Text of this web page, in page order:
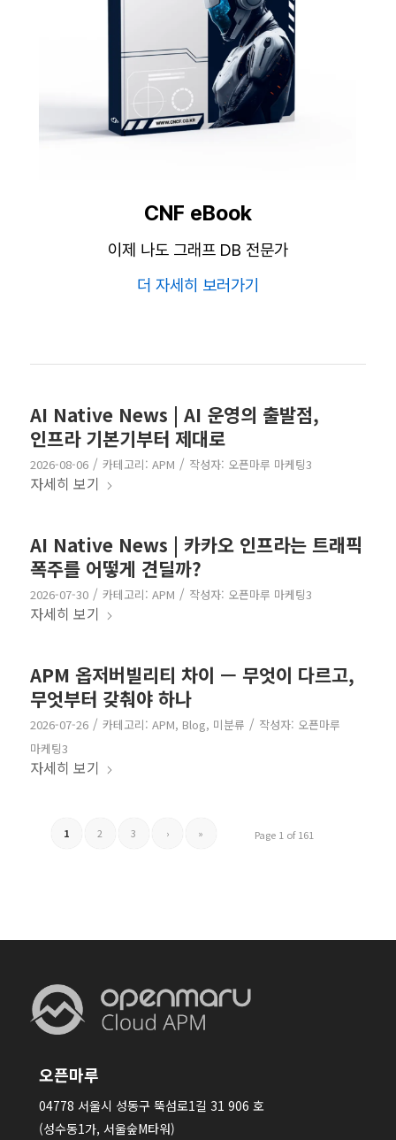
CNF eBook
이제 나도 그래프 DB 전문가
더 자세히 보러가기
AI Native News | AI 운영의 출발점,
인프라 기본기부터 제대로
2026-08-06 / 카테고리: APM / 작성자: 오픈마루 마케팅3
자세히 보기
AI Native News | 카카오 인프라는 트래픽
폭주를 어떻게 견딜까?
2026-07-30 / 카테고리: APM / 작성자: 오픈마루 마케팅3
자세히 보기
APM 옵저버빌리티 차이 — 무엇이 다르고,
무엇부터 갖춰야 하나
2026-07-26 / 카테고리: APM, Blog, 미분류 / 작성자: 오픈마루
마케팅3
자세히 보기
Page 1 of 161
1 2 3 › »
오픈마루
04778 서울시 성동구 뚝섬로1길 31 906 호
(성수동1가, 서울숲M타워)